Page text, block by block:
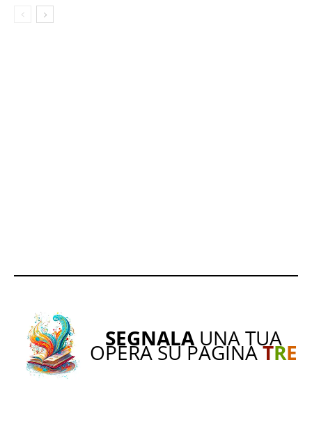
SEGNALAUNA TUA
OPERA SU PAGINATRE